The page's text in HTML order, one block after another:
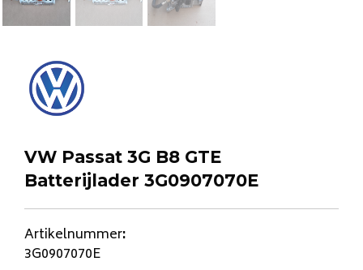
VW Passat 3G B8 GTE
Batterijlader 3G0907070E
Artikelnummer:
3G0907070E